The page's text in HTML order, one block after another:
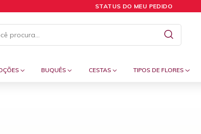
STATUS DO MEU PEDIDO
BUQUÊS CESTAS TIPOS DE FLORES